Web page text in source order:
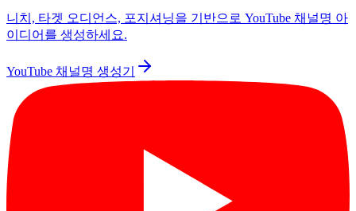
니치, 타겟 오디언스, 포지셔닝을 기반으로 YouTube 채널명 아
이디어를 생성하세요.
YouTube 채널명 생성기